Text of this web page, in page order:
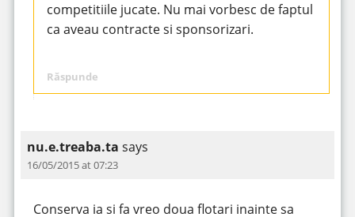
competitiile jucate. Nu mai vorbesc de faptul
ca aveau contracte si sponsorizari.
Răspunde
nu.e.treaba.ta says
16/05/2015 at 07:23
Conserva ia si fa vreo doua flotari inainte sa